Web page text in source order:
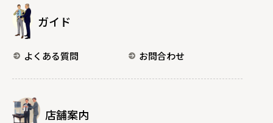
ガイド
よくある質問 お問合わせ
店舗案内